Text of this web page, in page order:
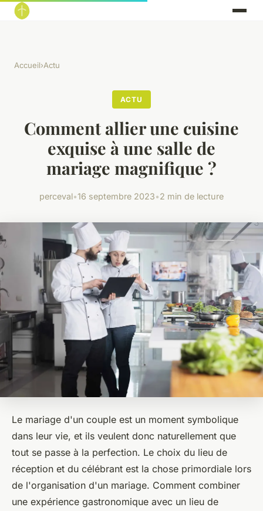
Accueil›Actu
ACTU
Comment allier une cuisine
exquise à une salle de
mariage magnifique ?
perceval•16 septembre 2023•2 min de lecture
Le mariage d'un couple est un moment symbolique
dans leur vie, et ils veulent donc naturellement que
tout se passe à la perfection. Le choix du lieu de
réception et du célébrant est la chose primordiale lors
de l'organisation d'un mariage. Comment combiner
une expérience gastronomique avec un lieu de